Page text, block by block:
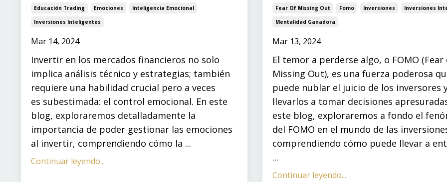
Educación Trading Emociones
Inteligencia Emocional
Inversiones Inteligentes
Mar 14, 2024
Invertir en los mercados financieros no solo
implica análisis técnico y estrategias; también
requiere una habilidad crucial pero a veces
es subestimada: el control emocional. En este
blog, exploraremos detalladamente la
importancia de poder gestionar las emociones
al invertir, comprendiendo cómo la ...
Continuar leyendo...
Fear Of Missing Out Fomo Inversiones
Inversiones
Mentalidad Ganadora
Mar 13, 2024
El temor a perderse algo, o FOMO (Fear
Missing Out), es una fuerza poderosa
puede nublar el juicio de los inversores
llevarlos a tomar decisiones
este blog, exploraremos a fondo el
del FOMO en el mundo de las
comprendiendo cómo puede llevar a
...
Continuar leyendo...